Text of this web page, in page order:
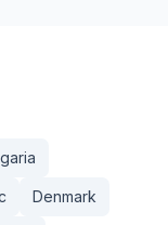
Denmark